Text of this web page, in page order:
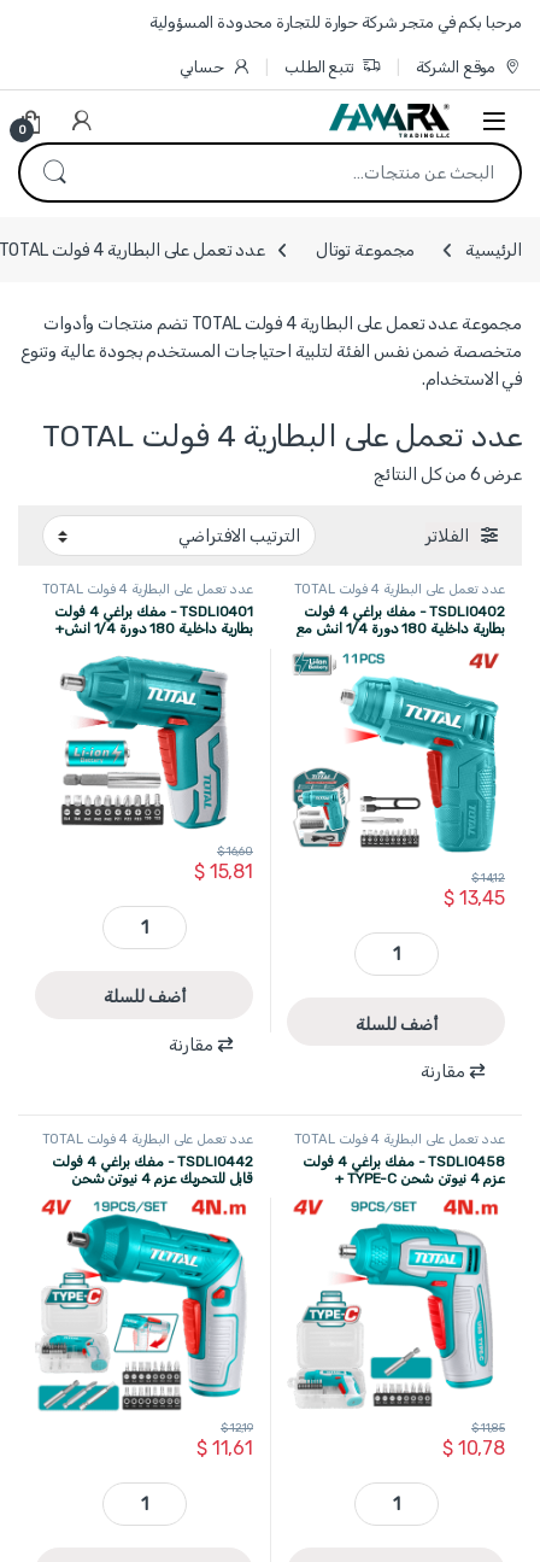
Skip to navigation
Skip to content
مرحبا بكم في متجر شركة حوارة للتجارة محدودة المسؤولية
موقع الشركة تتبع الطلب حسابي
0
البحث عن:
الرئيسية مجموعة توتال عدد تعمل على البطارية 4 فولت TOTAL
مجموعة عدد تعمل على البطارية 4 فولت TOTAL تضم منتجات وأدوات
متخصصة ضمن نفس الفئة لتلبية احتياجات المستخدم بجودة عالية وتنوع
في الاستخدام.
عدد تعمل على البطارية 4 فولت TOTAL
عرض ⁦6⁩ من كل النتائج
الفلاتر
عدد تعمل على البطارية 4 فولت TOTAL
TSDLI0402 - مفك براغي 4 فولت
بطارية داخلية 180 دورة 1/4 انش مع
كرت ماركة TOTAL يد ABS
$13,45
$14,12
TSDLI0402 - مفك براغي 4 فولت بطارية داخلية 180 دورة 1/4 انش مع اكسسوارات11 قطعة TYPE C على كرت ماركة TOTAL يد ABS quantity
أضف للسلة
مقارنة
عدد تعمل على البطارية 4 فولت TOTAL
TSDLI0401 - مفك براغي 4 فولت
بطارية داخلية 180 دورة 1/4 انش+
يد كوشوك
$15,81
$16,60
TSDLI0401 - مفك براغي 4 فولت بطارية داخلية 180 دورة 1/4 انش+ شاحن + اكسسوارات 11 قطعة TOTAL يد كوشوك quantity
أضف للسلة
مقارنة
عدد تعمل على البطارية 4 فولت TOTAL
TSDLI0458 - مفك براغي 4 فولت
عزم 4 نيوتن شحن TYPE-C +
TOTAL
$10,78
$11,85
TSDLI0458 - مفك براغي 4 فولت عزم 4 نيوتن شحن TYPE-C + اكسسوارات ضمن حقيبة بلاستيك TOTAL quantity
عدد تعمل على البطارية 4 فولت TOTAL
TSDLI0442 - مفك براغي 4 فولت
قابل للتحريك عزم 4 نيوتن شحن
حقيبة بلاستيك TOTAL
$11,61
$12,19
TSDLI0442 - مفك براغي 4 فولت قابل للتحريك عزم 4 نيوتن شحن TYPE-C + اكسسوارات 19 قطع ضمن حقيبة بلاستيك TOTAL quantity